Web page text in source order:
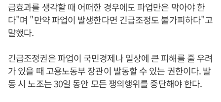
급효과를 생각할 때 어떠한 경우에도 파업만은 막아야 한
다"며 "만약 파업이 발생한다면 긴급조정도 불가피하다"고
말했다.
긴급조정권은 파업이 국민경제나 일상에 큰 피해를 줄 우려
가 있을 때 고용노동부 장관이 발동할 수 있는 권한이다. 발
동 시 노조는 30일 동안 모든 쟁의행위를 중단해야 한다.